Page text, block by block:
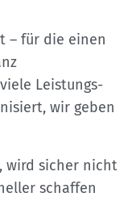
– für die einen
Leistungs-
wir geben
wird sicher nicht
schaffen